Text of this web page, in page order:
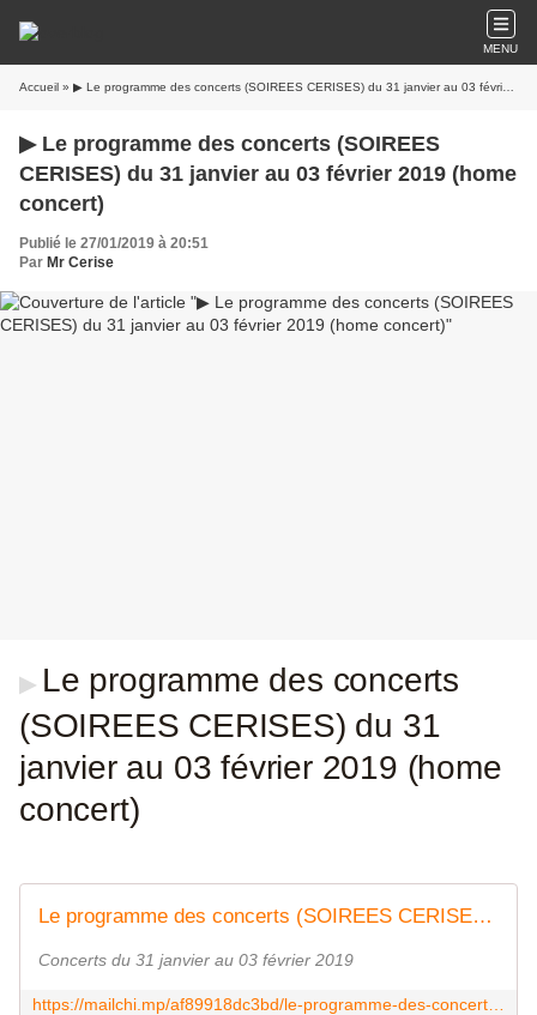
MENU
Accueil » ▶ Le programme des concerts (SOIREES CERISES) du 31 janvier au 03 février 2019 (home concert)
▶ Le programme des concerts (SOIREES
CERISES) du 31 janvier au 03 février 2019 (home
concert)
Publié le 27/01/2019 à 20:51
Par Mr Cerise
▶ Le programme des concerts
(SOIREES CERISES) du 31
janvier au 03 février 2019 (home
concert)
Le programme des concerts (SOIREES CERISES) du 31 janvier au 03 février 2019 (home concert)
Concerts du 31 janvier au 03 février 2019